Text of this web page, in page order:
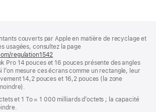
couverts par Apple en matière de recyclage et
usagées, consultez la page
regulation1542
dans
une
nouvelle
Pro 14 pouces et 16 pouces présente des angles
l’on mesure ces écrans comme un rectangle, leur
14,2 pouces et 16,2 pouces (la zone
et 1 To = 1 000 milliards d’octets ; la capacité